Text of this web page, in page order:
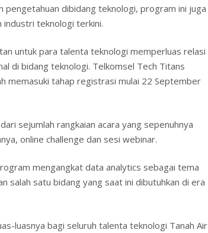
pengetahuan dibidang teknologi, program ini juga
industri teknologi terkini.
untuk para talenta teknologi memperluas relasi
di bidang teknologi. Telkomsel Tech Titans
memasuki tahap registrasi mulai 22 September
sejumlah rangkaian acara yang sepenuhnya
online challenge dan sesi webinar.
mengangkat data analytics sebagai tema
salah satu bidang yang saat ini dibutuhkan di era
luasnya bagi seluruh talenta teknologi Tanah Air